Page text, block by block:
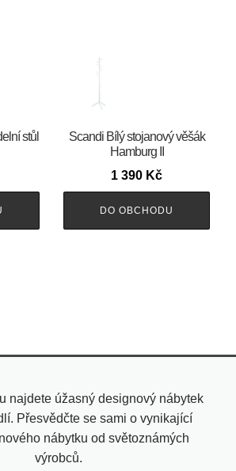
stůl
Scandi Bílý stojanový věšák
Hamburg II
1 390 Kč
DO OBCHODU
najdete úžasný designový nábytek
Přesvědčte se sami o vynikající
nábytku od světoznámých
výrobců.